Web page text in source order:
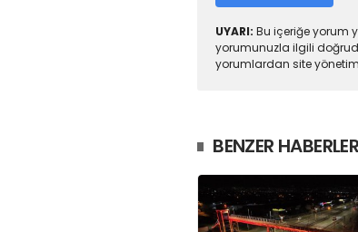
UYARI: Bu içeriğe yorum
yorumunuzla ilgili
yorumlardan site
BENZER HABERLER